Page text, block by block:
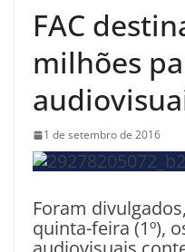
FAC
milhões
1 de setembro de 2016
Foram
quinta-feira (1º),